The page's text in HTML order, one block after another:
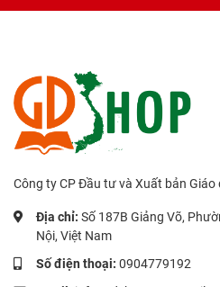
Công ty CP Đầu tư và Xuất bản Giáo
Địa chỉ: Số 187B Giảng Võ,
Nội, Việt Nam
Số điện thoại: 0904779192